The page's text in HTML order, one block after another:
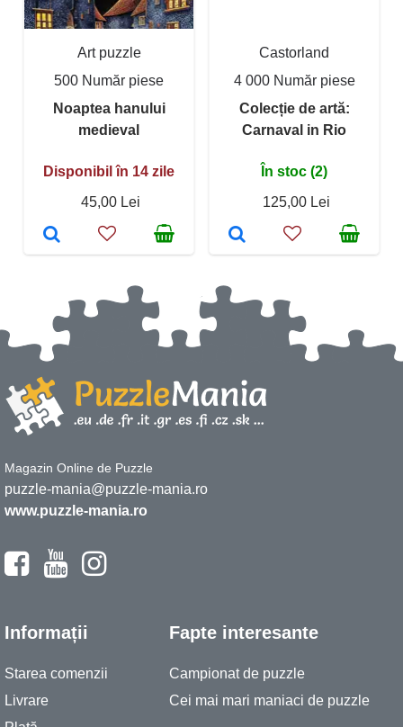
Art puzzle
500 Număr piese
Noaptea hanului
medieval
Disponibil în 14 zile
45,00 Lei
Castorland
4 000 Număr piese
Colecție de artă:
Carnaval in Rio
În stoc (2)
125,00 Lei
Magazin Online de Puzzle
puzzle-mania@puzzle-mania.ro
www.puzzle-mania.ro
Informații
Starea comenzii
Livrare
Fapte interesante
Campionat de puzzle
Cei mai mari maniaci de puzzle